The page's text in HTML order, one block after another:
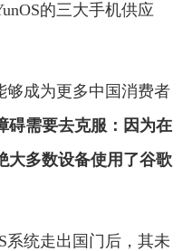
的三大手机供应
够成为更多中国消费者
碍需要去克服：因为在
大多数设备使用了谷歌
系统走出国门后，其未